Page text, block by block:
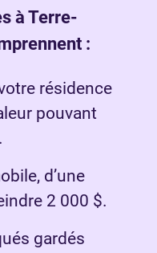
à Terre-
:
résidence
pouvant
d’une
2 000 $.
gardés